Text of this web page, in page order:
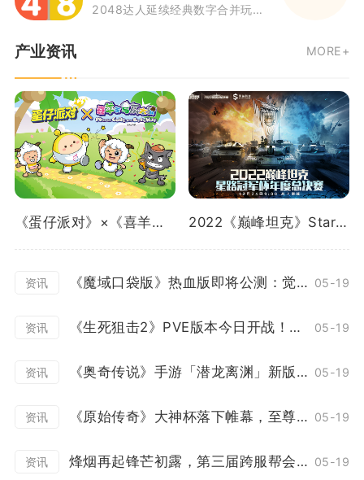
2048达人延续经典数字合并玩法，适配移动端触控操作，在4×4棋盘内完成数字方块的滑动融合。玩家通过上下左右滑动屏幕，将
产业资讯 MORE+
《蛋仔派对》×《喜羊羊与灰太狼》重磅联动曝光！ 2022《巅峰坦克》Star Road星路冠军杯总决赛12.24开启！
资讯 《魔域口袋版》热血版即将公测：觉醒突破赛事升级 欧皇大奖等你来领！ 05-19
资讯 《生死狙击2》PVE版本今日开战！花式协作冒险 05-19
资讯 《奥奇传说》手游「潜龙离渊」新版本12月23日开启 05-19
资讯 《原始传奇》大神杯落下帷幕，至尊战队上演百战不灭！ 05-19
资讯 烽烟再起锋芒初露，第三届跨服帮会联赛正式打响！ 05-19